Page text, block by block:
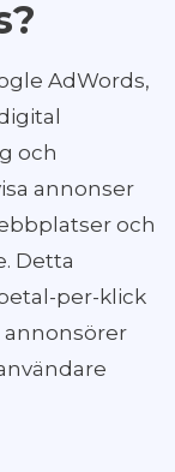
AdWords,
och
annonser
och
Detta
per-klick
annonsörer